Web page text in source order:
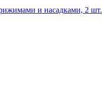
и насадками, 2 шт.